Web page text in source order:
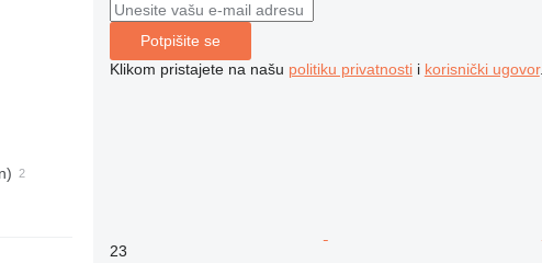
Potpišite se
Klikom pristajete na našu politiku privatnostii korisnički ugovor.
23